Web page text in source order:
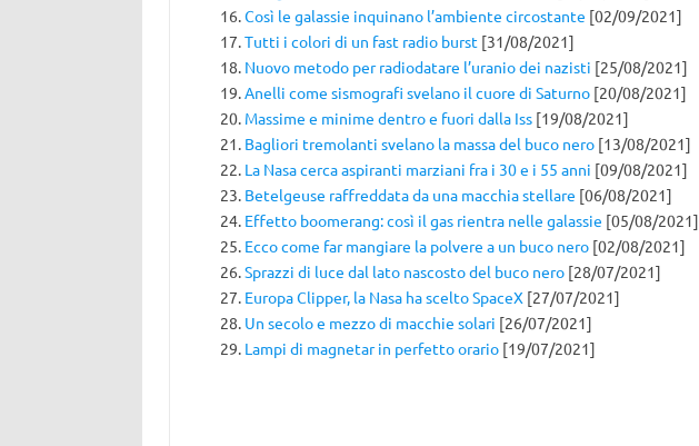
Così le galassie inquinano l’ambiente circostante [02/09/2021]
Tutti i colori di un fast radio burst [31/08/2021]
Nuovo metodo per radiodatare l’uranio dei nazisti [25/08/2021]
Anelli come sismografi svelano il cuore di Saturno[20/08/2021]
Massime e minime dentro e fuori dalla Iss[19/08/2021]
Bagliori tremolanti svelano la massa del buco nero[13/08/2021]
La Nasa cerca aspiranti marziani fra i 30 e i 55 anni [09/08/2021]
Betelgeuse raffreddata da una macchia stellare [06/08/2021]
Effetto boomerang: così il gas rientra nelle galassie [05/08/2021]
Ecco come far mangiare la polvere a un buco nero[02/08/2021]
Sprazzi di luce dal lato nascosto del buco nero[28/07/2021]
Europa Clipper, la Nasa ha scelto SpaceX [27/07/2021]
Un secolo e mezzo di macchie solari [26/07/2021]
Lampi di magnetar in perfetto orario[19/07/2021]